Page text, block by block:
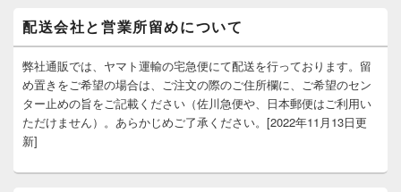
配送会社と営業所留めについて
弊社通販では、ヤマト運輸の宅急便にて配送を行っております。留
め置きをご希望の場合は、ご注文の際のご住所欄に、ご希望のセン
ター止めの旨をご記載ください（佐川急便や、日本郵便はご利用い
ただけません）。あらかじめご了承ください。[2022年11月13日更
新]